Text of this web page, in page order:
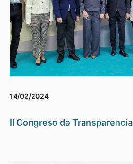
14/02/2024
II Congreso de Transparencia